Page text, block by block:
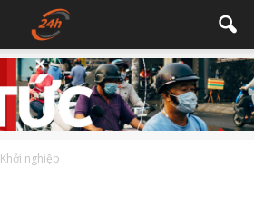
Khởi nghiệp